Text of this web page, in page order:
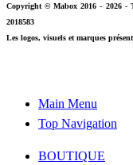
Copyright © Mabox 2016 - 2026 -
2018583
Les logos, visuels et marques
Main Menu
Top Navigation
BOUTIQUE